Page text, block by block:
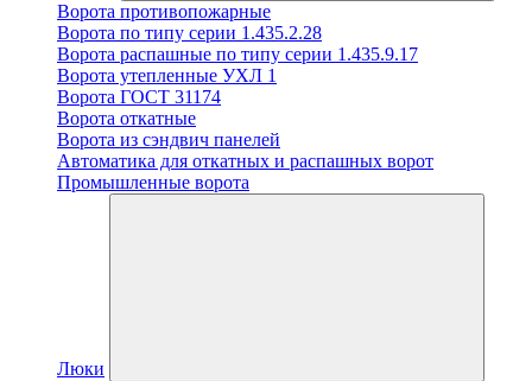
Ворота противопожарные
Ворота по типу серии 1.435.2.28
Ворота распашные по типу серии 1.435.9.17
Ворота утепленные УХЛ 1
Ворота ГОСТ 31174
Ворота откатные
Ворота из сэндвич панелей
Автоматика для откатных и распашных ворот
Промышленные ворота
Люки